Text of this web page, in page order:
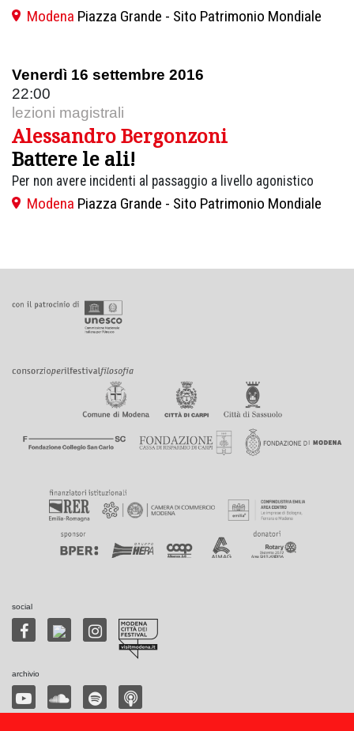
Modena Piazza Grande - Sito Patrimonio Mondiale
Venerdì 16 settembre 2016
22:00
lezioni magistrali
Alessandro Bergonzoni
Battere le ali!
Per non avere incidenti al passaggio a livello agonistico
Modena Piazza Grande - Sito Patrimonio Mondiale
social
archivio